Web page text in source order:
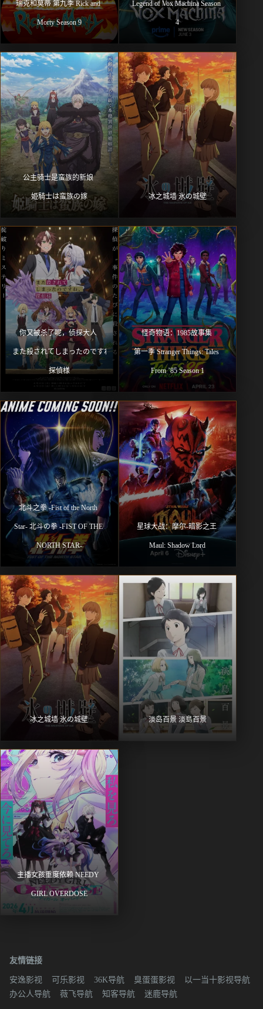
瑞克和莫蒂 第九季 Rick and
Morty Season 9
Legend of Vox Machina Season
4
公主骑士是蛮族的新娘
姫騎士は蛮族の嫁 冰之城墙 氷の城壁
你又被杀了呢，侦探大人
また殺されてしまったのですね、
探偵様
怪奇物语：1985故事集
第一季 Stranger Things: Tales
From ’85 Season 1
北⽃之拳 -Fist of the North
Star- 北斗の拳 -FIST OF THE
NORTH STAR-
星球大战：摩尔-暗影之王
Maul: Shadow Lord
冰之城墙 氷の城壁 淡岛百景 淡島百景
主播女孩重度依赖 NEEDY
GIRL OVERDOSE
友情链接
安逸影视 可乐影视 36K导航 臭蛋蛋影视
以一当十影视导航
办公人导航
薇飞导航 知客导航 迷鹿导航